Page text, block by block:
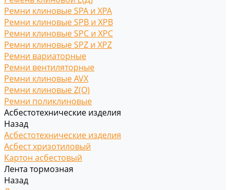
Ремни клиновые SPA и XPA
Ремни клиновые SPB и XPB
Ремни клиновые SPC и XPC
Ремни клиновые SPZ и XPZ
Ремни вариаторные
Ремни вентиляторные
Ремни клиновые AVX
Ремни клиновые Z(O)
Ремни поликлиновые
Асбестотехнические изделия
Назад
Асбестотехнические изделия
Асбест хризотиловый
Картон асбестовый
Лента тормозная
Назад